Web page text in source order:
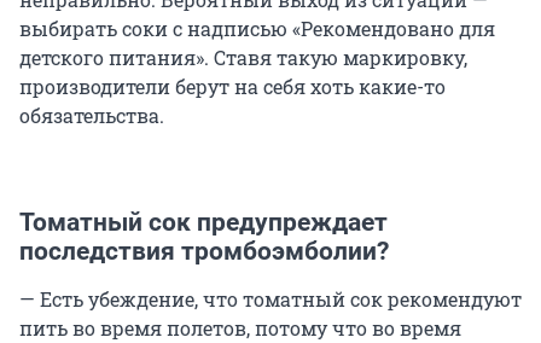
выбирать соки с надписью «Рекомендовано для
детского питания». Ставя такую маркировку,
производители берут на себя хоть какие-то
обязательства.
Томатный сок предупреждает
последствия тромбоэмболии?
— Есть убеждение, что томатный сок рекомендуют
пить во время полетов, потому что во время